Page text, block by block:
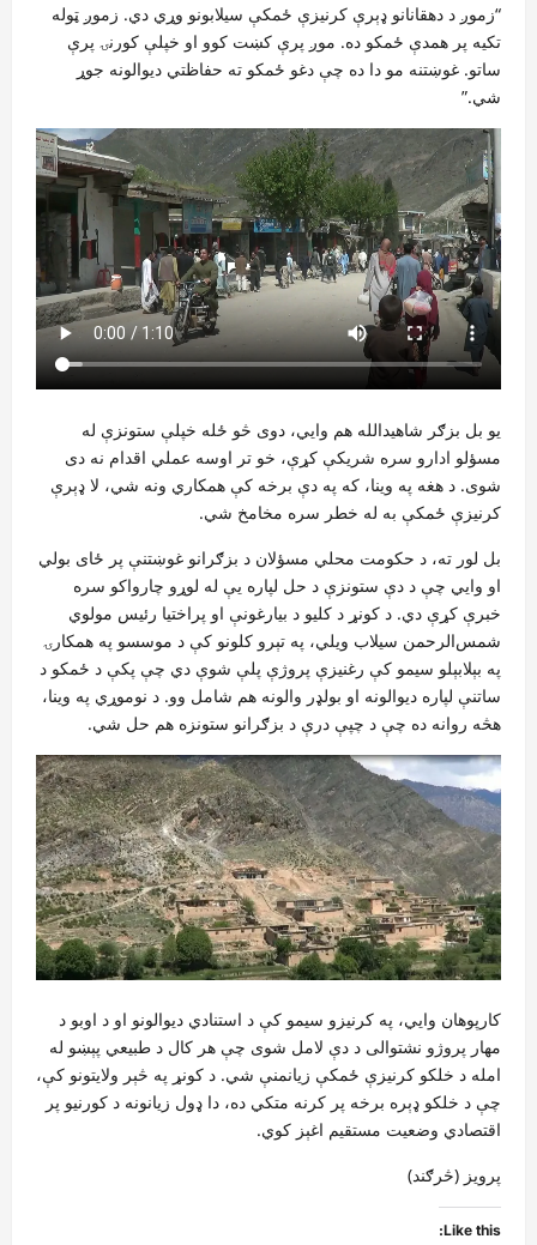
“زموږ د دهقانانو ډېرې کرنیزې ځمکې سیلابونو وړي دي. زموږ ټوله
تکیه پر همدې ځمکو ده. موږ پرې کښت کوو او خپلې کورنۍ پرې
ساتو. غوښتنه مو دا ده چې دغو ځمکو ته حفاظتي دیوالونه جوړ
شي.”
یو بل بزګر شاهیدالله هم وایي، دوی څو ځله خپلې ستونزې له
مسؤلو ادارو سره شریکې کړې، خو تر اوسه عملي اقدام نه دی
شوی. د هغه په وینا، که په دې برخه کې همکاري ونه شي، لا ډېرې
کرنیزې ځمکې به له خطر سره مخامخ شي.
بل لور ته، د حکومت محلي مسؤلان د بزګرانو غوښتنې پر ځای بولي
او وایي چې د دې ستونزې د حل لپاره یې له لوړو چارواکو سره
خبرې کړې دي. د کونړ د کلیو د بیارغونې او پراختیا رئیس مولوي
شمس‌الرحمن سیلاب ویلي، په تېرو کلونو کې د موسسو په همکارۍ
په بېلابېلو سیمو کې رغنیزې پروژې پلې شوې دي چې پکې د ځمکو د
ساتنې لپاره دیوالونه او بولډر والونه هم شامل وو. د نوموړي په وینا،
هڅه روانه ده چې د چپې درې د بزګرانو ستونزه هم حل شي.
کارپوهان وایي، په کرنیزو سیمو کې د استنادي دیوالونو او د اوبو د
مهار پروژو نشتوالی د دې لامل شوی چې هر کال د طبیعي پېښو له
امله د خلکو کرنیزې ځمکې زیانمنې شي. د کونړ په څېر ولایتونو کې،
چې د خلکو ډېره برخه پر کرنه متکي ده، دا ډول زیانونه د کورنیو پر
اقتصادي وضعیت مستقیم اغېز کوي.
پرویز (څرګند)
Like this: